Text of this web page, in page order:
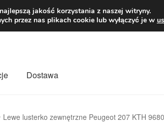
Dostawa
Lewe lusterko zewnętrzne Peugeot 207 KTH
jakość korzystania z naszej witryny.
przez nas plikach cookie lub wyłączyć je w